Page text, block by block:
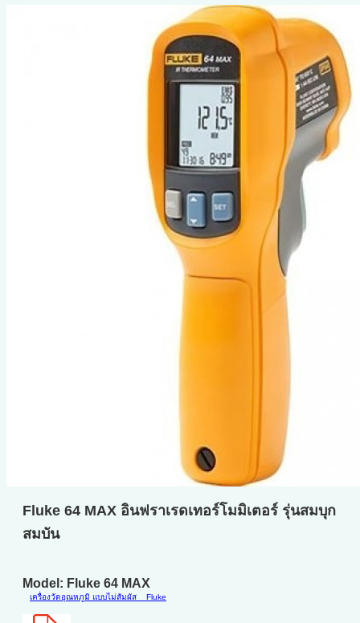
Fluke 64 MAX อินฟราเรดเทอร์โมมิเตอร์ รุ่นสมบุก
สมบัน
Model: Fluke 64 MAX
เครื่องวัดอุณหภูมิ แบบไม่สัมผัส Fluke